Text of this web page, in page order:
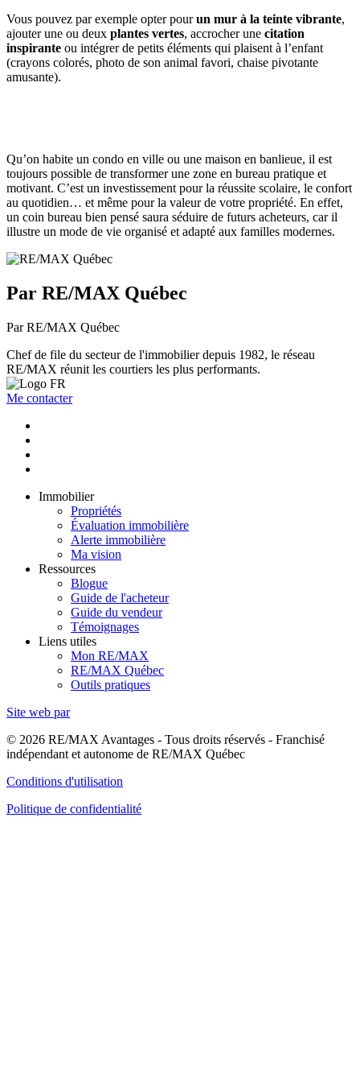
Vous pouvez par exemple opter pourun mur à la teinte vibrante,
ajouter une ou deux plantes vertes, accrocher une citation
inspirante ou intégrer de petits éléments qui plaisent à l’enfant
(crayons colorés, photo de son animal favori, chaise pivotante
amusante).
Qu’on habite un condo en ville ou une maison en banlieue, il est
toujours possible de transformer une zone en bureau pratique et
motivant. C’est un investissement pour la réussite scolaire, le confort
au quotidien… et même pour la valeur de votre propriété. En effet,
un coin bureau bien pensé saura séduire de futurs acheteurs, car il
illustre un mode de vie organisé et adapté aux familles modernes.
Par RE/MAX Québec
Par RE/MAX Québec
Chef de file du secteur de l'immobilier depuis 1982, le réseau
RE/MAX réunit les courtiers les plus performants.
Me contacter
Immobilier
Propriétés
Évaluation immobilière
Alerte immobilière
Ma vision
Ressources
Blogue
Guide de l'acheteur
Guide du vendeur
Témoignages
Liens utiles
Mon RE/MAX
RE/MAX Québec
Outils pratiques
Site web par
© 2026 RE/MAX Avantages - Tous droits réservés - Franchisé
indépendant et autonome de RE/MAX Québec
Conditions d'utilisation
Politique de confidentialité